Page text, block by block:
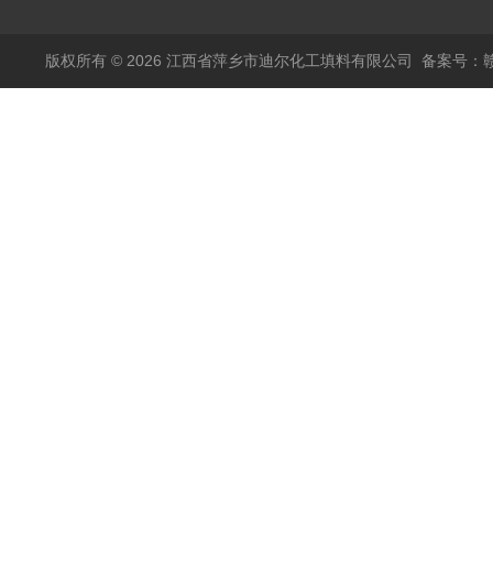
版权所有 © 2026 江西省萍乡市迪尔化工填料有限公司 备案号：